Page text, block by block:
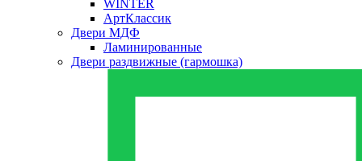
WINTER
АртКлассик
Двери МДФ
Ламинированные
Двери раздвижные (гармошка)